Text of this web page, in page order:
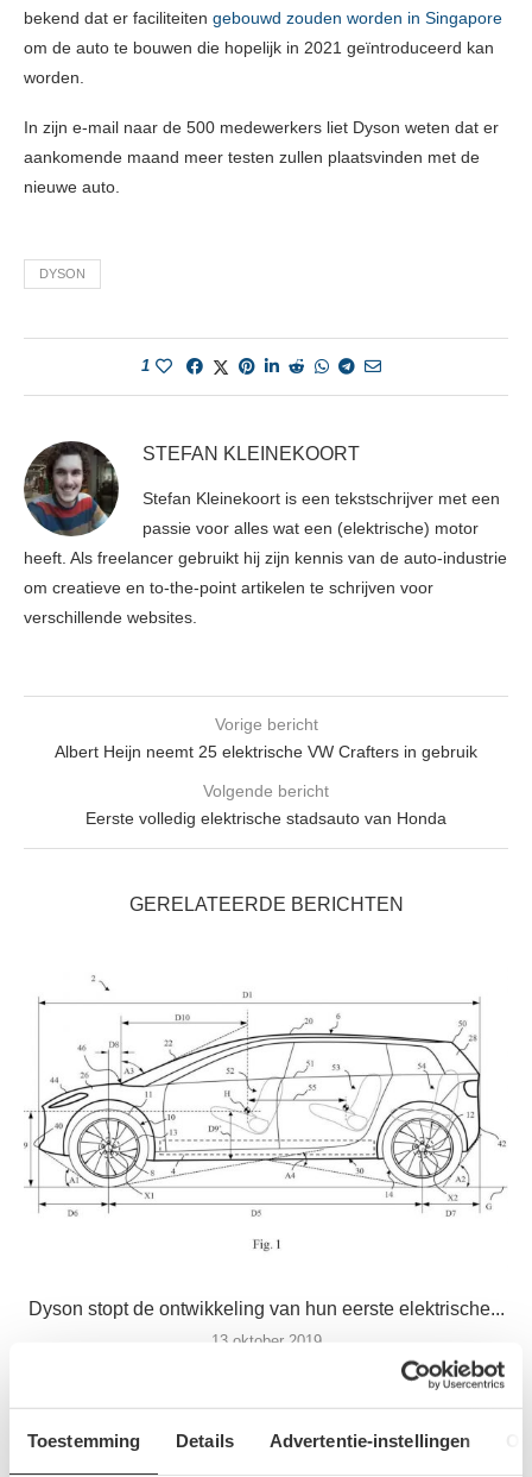
Toestemming Details Advertentie-instellingen
bekend dat er faciliteiten gebouwd zouden worden in Singapore
om de auto te bouwen die hopelijk in 2021 geïntroduceerd kan
worden.
In zijn e-mail naar de 500 medewerkers liet Dyson weten dat er
aankomende maand meer testen zullen plaatsvinden met de
nieuwe auto.
DYSON
1
STEFAN KLEINEKOORT
Stefan Kleinekoort is een tekstschrijver met een
passie voor alles wat een (elektrische) motor
heeft. Als freelancer gebruikt hij zijn kennis van de auto-industrie
om creatieve en to-the-point artikelen te schrijven voor
verschillende websites.
Vorige bericht
Albert Heijn neemt 25 elektrische VW Crafters in gebruik
Volgende bericht
Eerste volledig elektrische stadsauto van Honda
GERELATEERDE BERICHTEN
Dyson stopt de ontwikkeling van hun eerste elektrische...
13 oktober 2019